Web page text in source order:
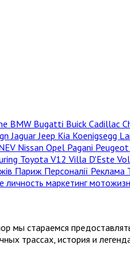
BMW Bugatti Buick Cadillac
JaguarJeep Kia Koenigsegg
Nissan Opel Pagani Peugeot
Toyota V12 Villa D'Este
Париж Персоналії Реклама
личность маркетинг
мы стараемся
трассах, история и